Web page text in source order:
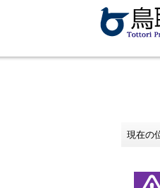
現在の